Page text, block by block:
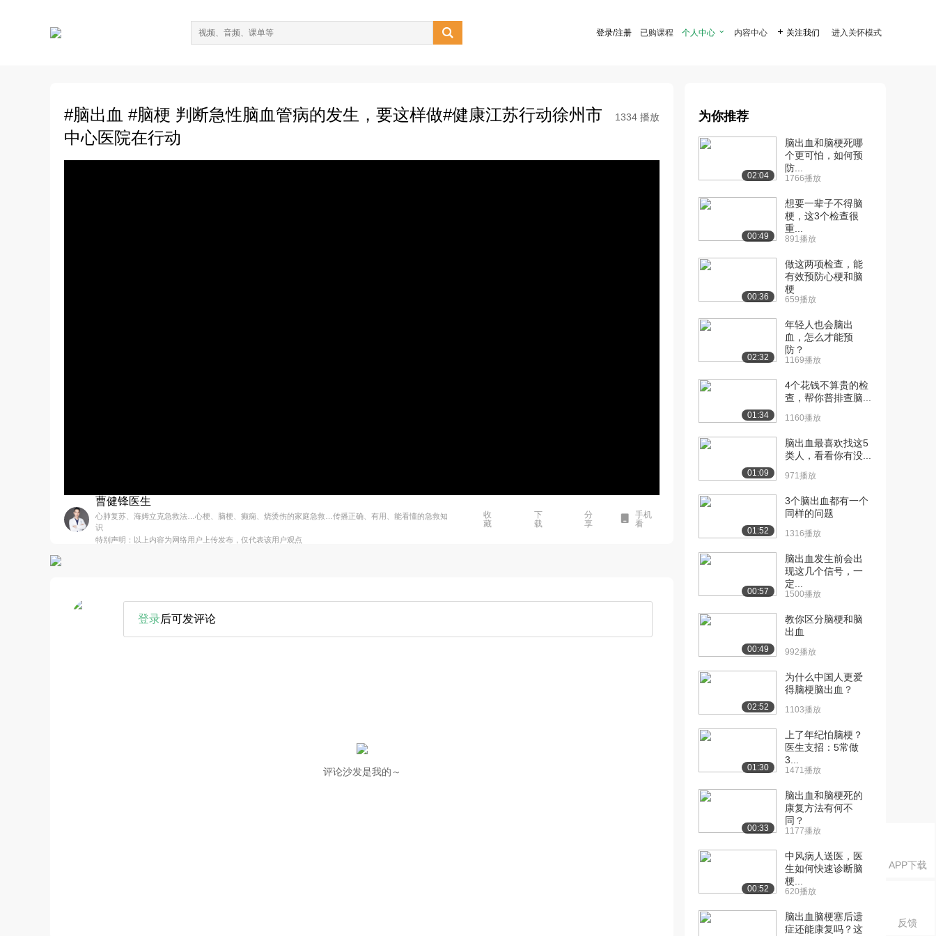
 登录/注册 已购课程 个人中心  内容中心  关注我们 进入关怀模式
APP下载
反馈
#脑出血 #脑梗 判断急性脑血管病的发生，要这样做#健康江苏行动徐州市
中心医院在行动
1334 播放
曹健锋医生
心肺复苏、海姆立克急救法…心梗、脑梗、癫痫、烧烫伤的家庭急救…传播正确、有用、能看懂的急救知
识
特别声明：以上内容为网络用户上传发布，仅代表该用户观点
收
藏
下
载
分
享
手机
看
登录后可发评论
评论沙发是我的～
为你推荐
02:04
脑出血和脑梗死哪
个更可怕，如何预
防...
1766播放
00:49
想要一辈子不得脑
梗，这3个检查很
重...
891播放
00:36
做这两项检查，能
有效预防心梗和脑
梗
659播放
02:32
年轻人也会脑出
血，怎么才能预
防？
1169播放
01:34
4个花钱不算贵的检
查，帮你普排查脑...
1160播放
01:09
脑出血最喜欢找这5
类人，看看你有没...
971播放
01:52
3个脑出血都有一个
同样的问题
1316播放
00:57
脑出血发生前会出
现这几个信号，一
定...
1500播放
00:49
教你区分脑梗和脑
出血
992播放
02:52
为什么中国人更爱
得脑梗脑出血？
1103播放
01:30
上了年纪怕脑梗？
医生支招：5常做
3...
1471播放
00:33
脑出血和脑梗死的
康复方法有何不
同？
1177播放
00:52
中风病人送医，医
生如何快速诊断脑
梗...
620播放
脑出血脑梗塞后遗
症还能康复吗？这